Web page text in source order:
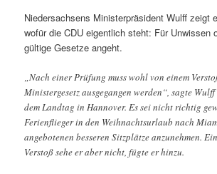
Niedersachsens Ministerpräsident Wulff zeigt
wofür die CDU eigentlich steht: Für Unwissen
gültige Gesetze angeht.
„Nach einer Prüfung muss wohl von einem
Ministergesetz ausgegangen werden“, sagte
dem Landtag in Hannover. Es sei nicht richtig
Ferienflieger in den Weihnachtsurlaub nach
angebotenen besseren Sitzplätze anzunehmen.
Verstoß sehe er aber nicht, fügte er hinzu.